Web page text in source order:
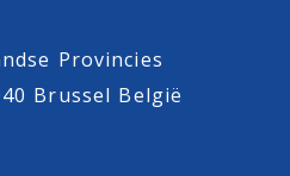
Provincies
Brussel België